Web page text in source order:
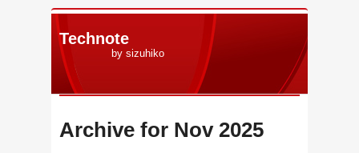
Technote
by sizuhiko
Archive for Nov 2025